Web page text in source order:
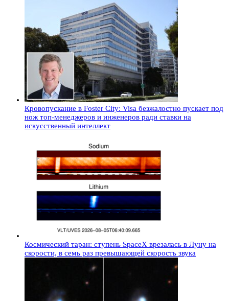
Кровопускание в Foster City: Visa безжалостно пускает под
нож топ-менеджеров и инженеров ради ставки на
искусственный интеллект
Космический таран: ступень SpaceX врезалась в Луну на
скорости, в семь раз превышающей скорость звука